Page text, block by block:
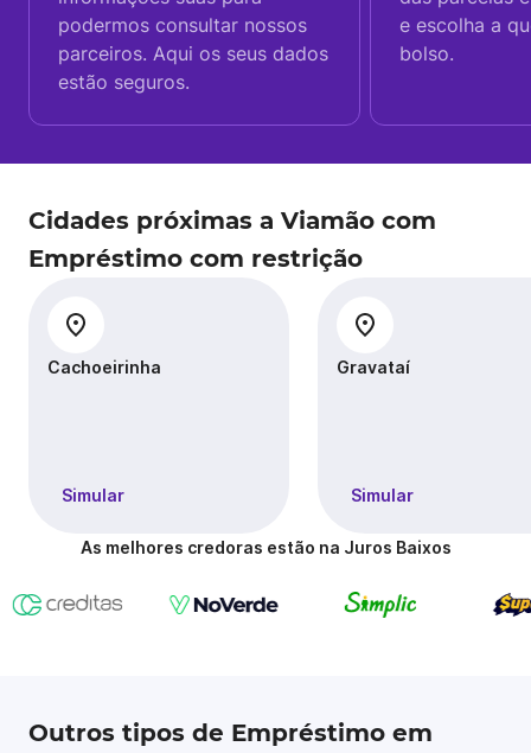
podermos consultar nossos
parceiros. Aqui os seus dados
estão seguros.
e escolha a
bolso.
Cidades próximas a Viamão com
Empréstimo com restrição
Cachoeirinha
Simular
Gravataí
Simular
As melhores credoras estão na Juros Baixos
Outros tipos de Empréstimo em